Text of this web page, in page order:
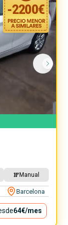
-2200€
Manual
Barcelona
64€/mes